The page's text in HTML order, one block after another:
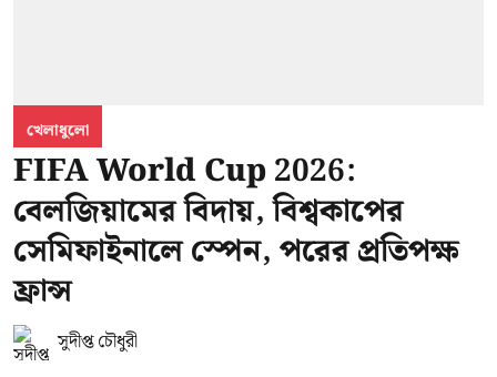
খেলাধুলো
FIFA World Cup 2026:
বেলজিয়ামের বিদায়, বিশ্বকাপের
সেমিফাইনালে স্পেন, পরের প্রতিপক্ষ
ফ্রান্স
সুদীপ্ত চৌধুরী